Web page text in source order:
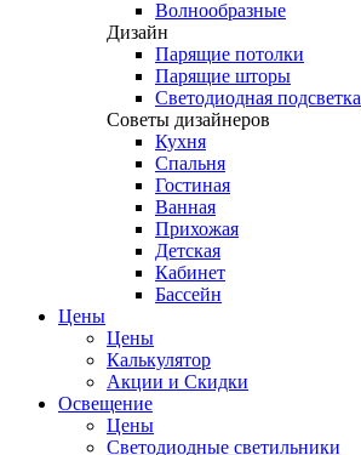
Волнообразные
Дизайн
Парящие потолки
Парящие шторы
Светодиодная подсветка
Советы дизайнеров
Кухня
Спальня
Гостиная
Ванная
Прихожая
Детская
Кабинет
Бассейн
Цены
Цены
Калькулятор
Акции и Скидки
Освещение
Цены
Светодиодные светильники